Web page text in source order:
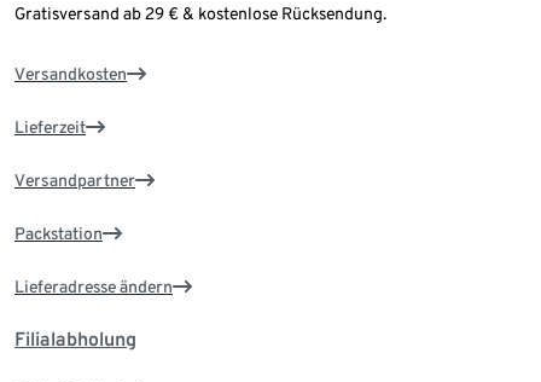
Gratisversand ab 29 € & kostenlose Rücksendung.
Versandkosten
Lieferzeit
Versandpartner
Packstation
Lieferadresse ändern
Filialabholung